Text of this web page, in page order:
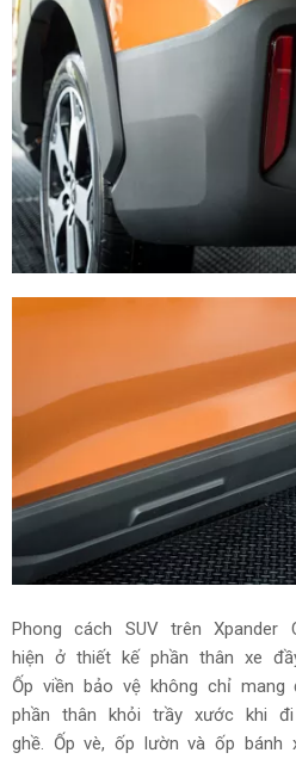
Phong cách SUV trên
hiện ở thiết kế phần thân xe
Ốp viền bảo vệ không chỉ
phần thân khỏi trầy xước khi
ghề. Ốp vè, ốp lườn và ốp bánh